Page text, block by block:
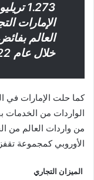
1.273
الإمارات
خلال عام 2022
من واردات العالم من
الأوروبي كمجموعة تقفز
الميزان التجاري